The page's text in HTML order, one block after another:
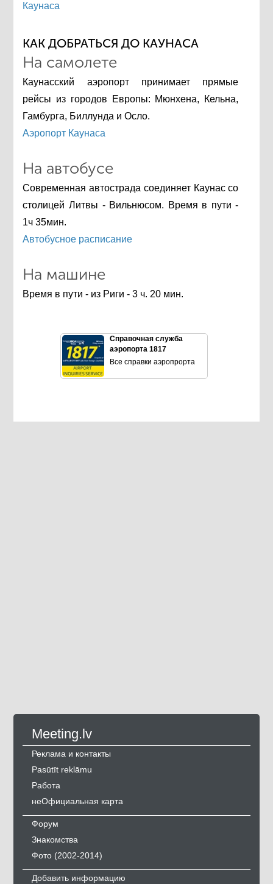
Каунаса
КАК ДОБРАТЬСЯ ДО КАУНАСА
На самолете
Каунасский аэропорт принимает прямые
рейсы из городов Европы: Мюнхена, Кельна,
Гамбурга, Биллунда и Осло.
Аэропорт Каунаса
На автобусе
Современная автострада соединяет Каунас со
столицей Литвы - Вильнюсом. Время в пути -
1ч 35мин.
Автобусное расписание
На машине
Время в пути - из Риги - 3 ч. 20 мин.
Справочная служба
аэропорта 1817
Все справки аэропрорта
Meeting.lv
Реклама и контакты
Pasūtīt reklāmu
Работа
неОфициальная карта
Форум
Знакомства
Фото (2002-2014)
Добавить информацию